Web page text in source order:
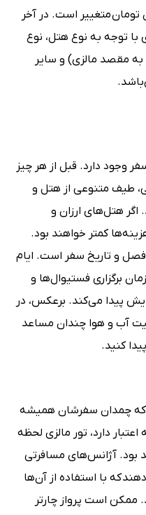
حدود 6 تا 10 میلیون تومان متغییر است. در آخر
توجه به نوع هتل، نوع
به مقصد مالزی) و سایر
وجود دارد. قبل از هر چیز
طیف متنوعی از هتل و
اگر هتل‌های ارزان و
کمتر خواهند بود.
فصل و تاریخ سفر است. ایام
برگزاری فستیوال‌ها و
پیدا می‌کند. برعکس، در
آب و هوا چندان مساعد
کنید.
که چمدان سفرشان همیشه
دارد، تور مالزی لحظه
بود. آژانس‌های مسافرتی
که با استفاده از آن‌ها
ممکن است پرواز چارتر